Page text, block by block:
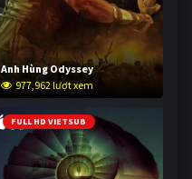
Anh Hùng Odyssey
977,962 lượt xem
FULL HD VIETSUB